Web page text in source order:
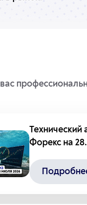
Технический
Форекс на